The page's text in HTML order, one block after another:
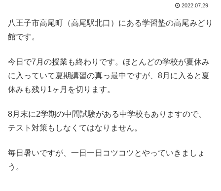
2022.07.29
八王子市高尾町（高尾駅北口）にある学習塾の高尾みどり
館です。
今日で7月の授業も終わりです。ほとんどの学校が夏休み
に入っていて夏期講習の真っ最中ですが、8月に入ると夏
休みも残り1ヶ月を切ります。
8月末に2学期の中間試験がある中学校もありますので、
テスト対策もしなくてはなりません。
毎日暑いですが、一日一日コツコツとやっていきましょ
う。